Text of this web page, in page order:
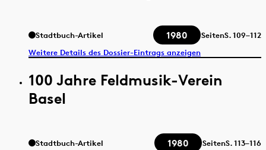
Stadtbuch-Artikel 1980 SeitenS.109–112
Weitere Details des Dossier-Eintrags anzeigen
100 Jahre Feldmusik-Verein
Basel
Stadtbuch-Artikel 1980 SeitenS.113–116